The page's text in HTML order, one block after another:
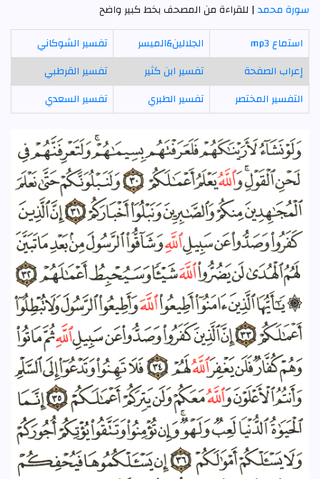
سورة محمد| للقراءة من المصحف بخط كبير واضح
استماع mp3
الجلالين&الميسر
تفسير الشوكاني
إعراب الصفحة
تفسير ابن كثير
تفسير القرطبي
التفسير المختصر
تفسير الطبري تفسير السعدي